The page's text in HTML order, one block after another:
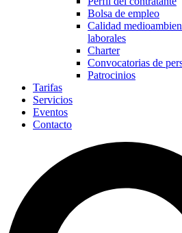
Bolsa de empleo
Calidad
laborales
Charter
Convocatorias de
Patrocinios
Tarifas
Servicios
Eventos
Contacto